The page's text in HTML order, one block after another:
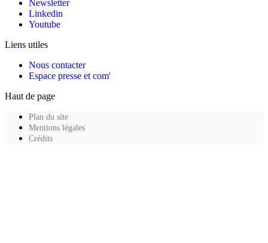
Newsletter
Linkedin
Youtube
Liens utiles
Nous contacter
Espace presse et com'
Haut de page
Plan du site
Mentions légales
Crédits